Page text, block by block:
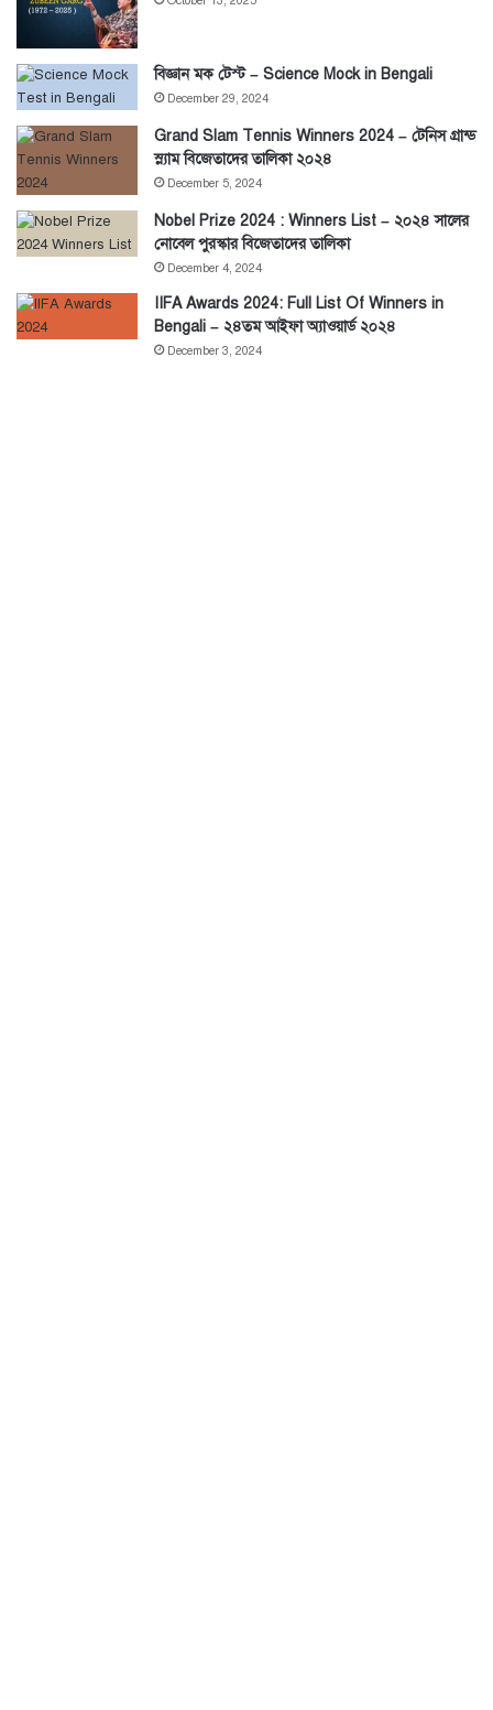
বিজ্ঞান মক টেস্ট – Science Mock in Bengali
December 29, 2024
Grand Slam Tennis Winners 2024 – টেনিস গ্রান্ড
স্ল্যাম বিজেতাদের তালিকা ২০২৪
December 5, 2024
Nobel Prize 2024 : Winners List – ২০২৪ সালের
নোবেল পুরস্কার বিজেতাদের তালিকা
December 4, 2024
IIFA Awards 2024: Full List Of Winners in
Bengali – ২৪তম আইফা অ্যাওয়ার্ড ২০২৪
December 3, 2024